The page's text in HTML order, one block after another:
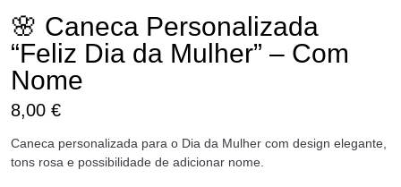
🌸 Caneca Personalizada
“Feliz Dia da Mulher” – Com
Nome
8,00 €
Caneca personalizada para o Dia da Mulher com design elegante,
tons rosa e possibilidade de adicionar nome.